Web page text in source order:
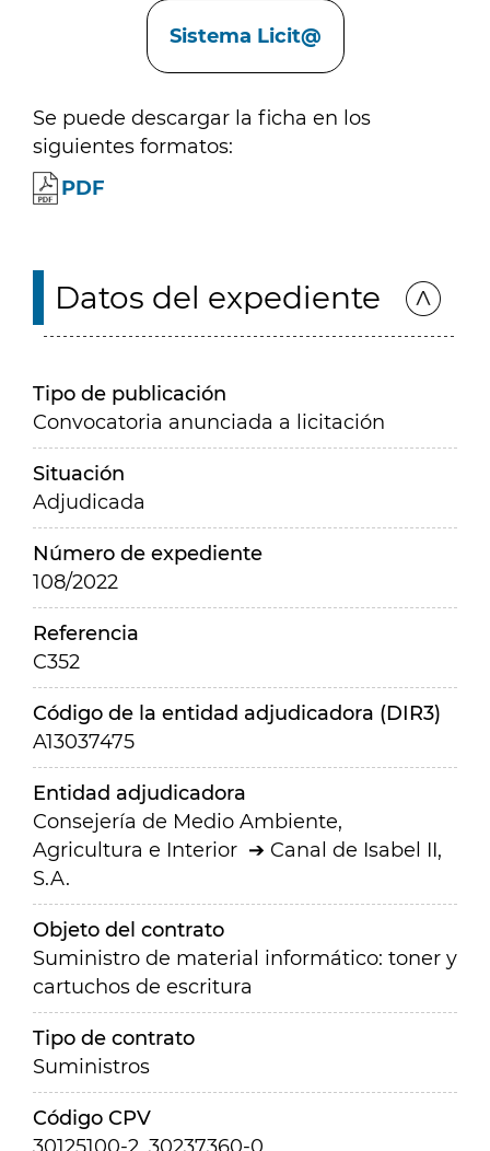
Sistema Licit@
Se puede descargar la ficha en los
siguientes formatos:
PDF
Datos del expediente
Tipo de publicación
Convocatoria anunciada a licitación
Situación
Adjudicada
Número de expediente
108/2022
Referencia
C352
Código de la entidad adjudicadora (DIR3)
A13037475
Entidad adjudicadora
Consejería de Medio Ambiente,
Agricultura e Interior
Canal de Isabel II,
S.A.
Objeto del contrato
Suministro de material informático: toner y
cartuchos de escritura
Tipo de contrato
Suministros
Código CPV